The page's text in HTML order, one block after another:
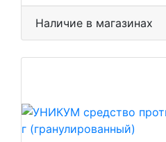
Наличие в магазинах